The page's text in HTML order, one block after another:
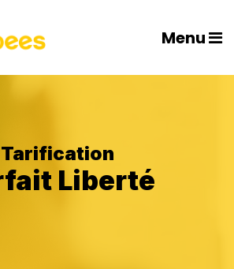
Menu
Tarification
Liberté